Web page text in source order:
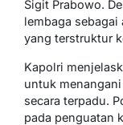
Sigit Prabowo.
lembaga
yang terstruktur
Kapolri
untuk
secara terpadu.
pada penguatan